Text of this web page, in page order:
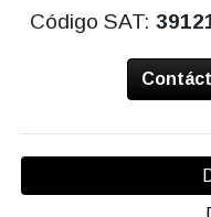
Código SAT: